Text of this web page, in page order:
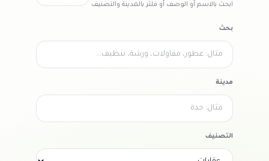
ابحث بالاسم أو الوصف أو فلتر بالمدينة والتصنيف
بحث
مدينة
التصنيف